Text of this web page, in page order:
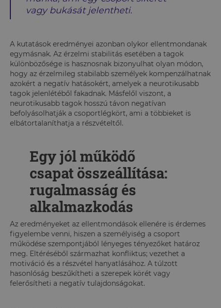
vagy bukását jelentheti.
A kutatások eredményei azonban olykor ellentmondanak
egymásnak. Az érzelmi stabilitás esetében a tagok
különbözősége is hasznosnak bizonyulhat olyan módon,
hogy az érzelmileg stabilabb személyek kompenzálhatnak
azokért a negatív hatásokért, amelyek a neurotikusabb
tagok jelenlétéből fakadnak. Másfelől viszont, a
neurotikusabb tagok hosszú távon negatívan
befolyásolhatják a csoportlégkört, ami a többieket is
elbátortalaníthatja a részvételtől.
Egy jól működő
csapat összeállítása:
rugalmasság és
alkalmazkodás
Az eredményeket az ellentmondások ellenére is érdemes
figyelembe venni, hiszen a személyiség a csoport
működése szempontjából lényeges tényezőket határoz
meg. Eltéréséből származhat konfliktus; vezethet a
motiváció és a részvétel hanyatlásához. A túlzott
hasonlóság beszűkítheti a szerepek körét vagy
felerősítheti a negatív tulajdonságokat.